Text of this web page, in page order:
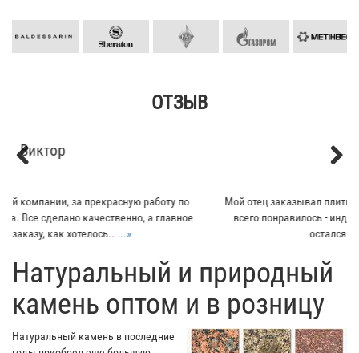
ОТЗЫВ
Мой отец заказывал плитку из гранита для своего дома. Больше
всего понравилось - индивидуальный подход к клиенту. Отец
остался очень доволен...
​Натуральный и природный
камень оптом и в розницу
Натуральный камень в последние